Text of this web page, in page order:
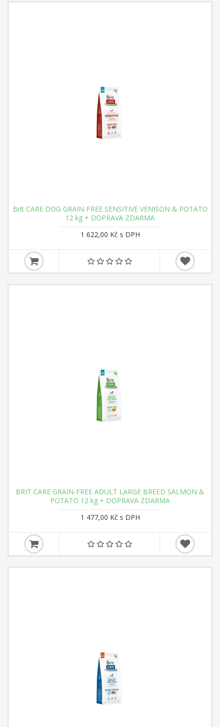
Brit CARE DOG GRAIN-FREE SENSITIVE VENISON & POTATO
12 kg + DOPRAVA ZDARMA
1 622,00 Kč s DPH
BRIT CARE GRAIN-FREE ADULT LARGE BREED SALMON &
POTATO 12 kg + DOPRAVA ZDARMA
1 477,00 Kč s DPH